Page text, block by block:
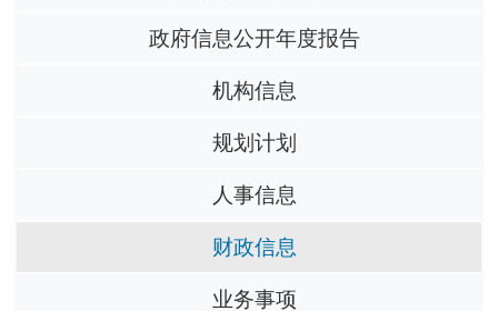
政府信息公开年度报告
机构信息
规划计划
人事信息
财政信息
业务事项